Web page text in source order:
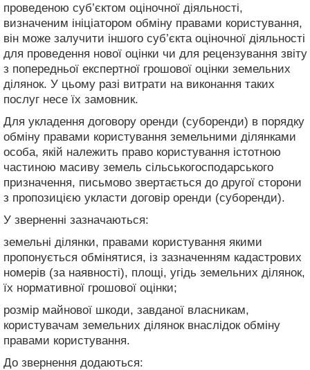
проведеною суб’єктом оціночної діяльності,
визначеним ініціатором обміну правами користування,
він може залучити іншого суб’єкта оціночної діяльності
для проведення нової оцінки чи для рецензування звіту
з попередньої експертної грошової оцінки земельних
ділянок. У цьому разі витрати на виконання таких
послуг несе їх замовник.
Для укладення договору оренди (суборенди) в порядку
обміну правами користування земельними ділянками
особа, якій належить право користування істотною
частиною масиву земель сільськогосподарського
призначення, письмово звертається до другої сторони
з пропозицією укласти договір оренди (суборенди).
У зверненні зазначаються:
земельні ділянки, правами користування якими
пропонується обмінятися, із зазначенням кадастрових
номерів (за наявності), площі, угідь земельних ділянок,
їх нормативної грошової оцінки;
розмір майнової шкоди, завданої власникам,
користувачам земельних ділянок внаслідок обміну
правами користування.
До звернення додаються: